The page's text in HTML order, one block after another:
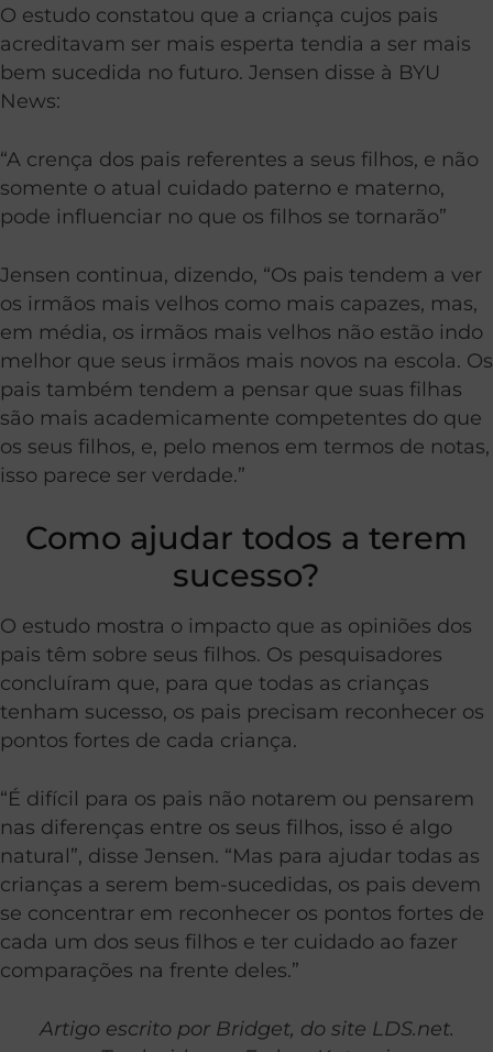
O estudo constatou que a criança cujos pais
acreditavam ser mais esperta tendia a ser mais
bem sucedida no futuro. Jensen disse à BYU
News:
“A crença dos pais referentes a seus filhos, e não
somente o atual cuidado paterno e materno,
pode influenciar no que os filhos se tornarão”
Jensen continua, dizendo, “Os pais tendem a ver
os irmãos mais velhos como mais capazes, mas,
em média, os irmãos mais velhos não estão indo
melhor que seus irmãos mais novos na escola. Os
pais também tendem a pensar que suas filhas
são mais academicamente competentes do que
os seus filhos, e, pelo menos em termos de notas,
isso parece ser verdade.”
Como ajudar todos a terem
sucesso?
O estudo mostra o impacto que as opiniões dos
pais têm sobre seus filhos. Os pesquisadores
concluíram que, para que todas as crianças
tenham sucesso, os pais precisam reconhecer os
pontos fortes de cada criança.
“É difícil para os pais não notarem ou pensarem
nas diferenças entre os seus filhos, isso é algo
natural”, disse Jensen. “Mas para ajudar todas as
crianças a serem bem-sucedidas, os pais devem
se concentrar em reconhecer os pontos fortes de
cada um dos seus filhos e ter cuidado ao fazer
comparações na frente deles.”
Artigo escrito por Bridget, do site LDS.net.